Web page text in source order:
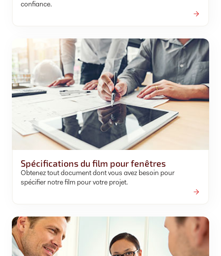
confiance.
Spécifications du film pour fenêtres
Obtenez tout document dont vous avez besoin pour
spécifier notre film pour votre projet.